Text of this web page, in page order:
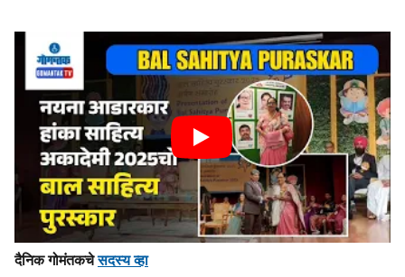
दैनिक गोमंतकचेसदस्य व्हा